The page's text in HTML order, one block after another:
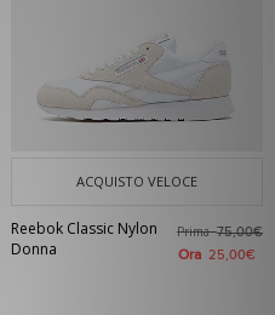
ACQUISTO VELOCE
Reebok Classic Nylon
Donna
Prima75,00€
Ora 25,00€